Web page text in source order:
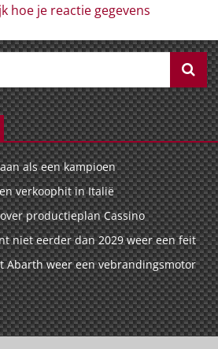
hoe je reactie gegevens
als een kampioen
verkoophit in Italië
productieplan Cassino
niet eerder dan 2029 weer een feit
Abarth weer een vebrandingsmotor